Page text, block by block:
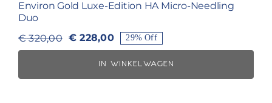
Environ Gold Luxe-Edition HA Micro-Needling
Duo
€320,00
Oorspronkelijke
was:
€ 228,00
Huidige
is:
29% Off
IN WINKELWAGEN